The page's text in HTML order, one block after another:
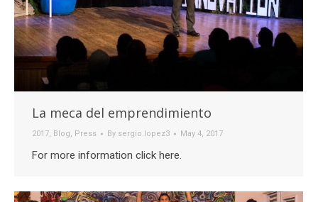
La meca del emprendimiento
2017, Blog, Press By sergio.lopez3 May 4, 2017
For more information click here.